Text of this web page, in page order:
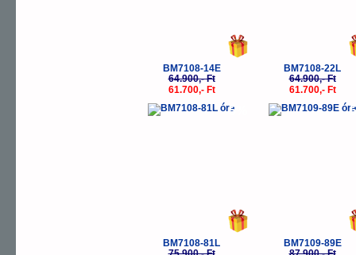
BM7108-14E
64.900,- Ft
61.700,- Ft
BM7108-22L
64.900,- Ft
61.700,- Ft
-5%
BM7108-81L
-
BM7109-89E